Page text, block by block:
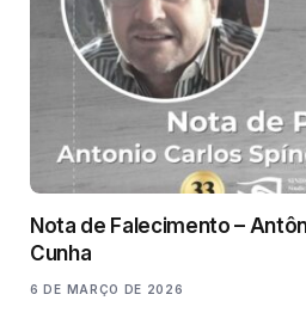
Nota de Falecimento –
Cunha
6 DE MARÇO DE 2026